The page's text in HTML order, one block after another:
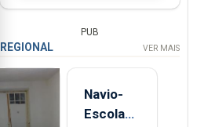
Saúde Dr. Ricardo...
PUB
REGIONAL VER MAIS
Navio-
Escola